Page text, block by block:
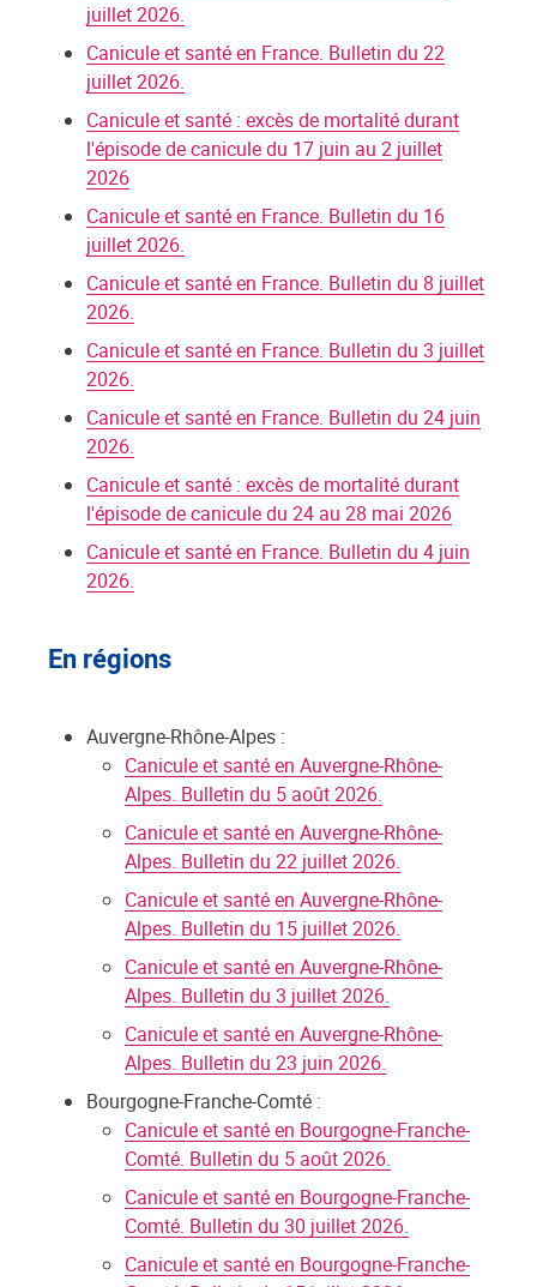
juillet 2026.
Canicule et santé en France. Bulletin du 22
juillet 2026.
Canicule et santé : excès de mortalité durant
l'épisode de canicule du 17 juin au 2 juillet
2026
Canicule et santé en France. Bulletin du 16
juillet 2026.
Canicule et santé en France. Bulletin du 8 juillet
2026.
Canicule et santé en France. Bulletin du 3 juillet
2026.
Canicule et santé en France. Bulletin du 24 juin
2026.
Canicule et santé : excès de mortalité durant
l'épisode de canicule du 24 au 28 mai 2026
Canicule et santé en France. Bulletin du 4 juin
2026.
En régions
Auvergne-Rhône-Alpes :
Canicule et santé en Auvergne-Rhône-
Alpes. Bulletin du 5 août 2026.
Canicule et santé en Auvergne-Rhône-
Alpes. Bulletin du 22 juillet 2026.
Canicule et santé en Auvergne-Rhône-
Alpes. Bulletin du 15 juillet 2026.
Canicule et santé en Auvergne-Rhône-
Alpes. Bulletin du 3 juillet 2026.
Canicule et santé en Auvergne-Rhône-
Alpes. Bulletin du 23 juin 2026.
Bourgogne-Franche-Comté :
Canicule et santé en Bourgogne-Franche-
Comté. Bulletin du 5 août 2026.
Canicule et santé en Bourgogne-Franche-
Comté. Bulletin du 30 juillet 2026.
Canicule et santé en Bourgogne-Franche-